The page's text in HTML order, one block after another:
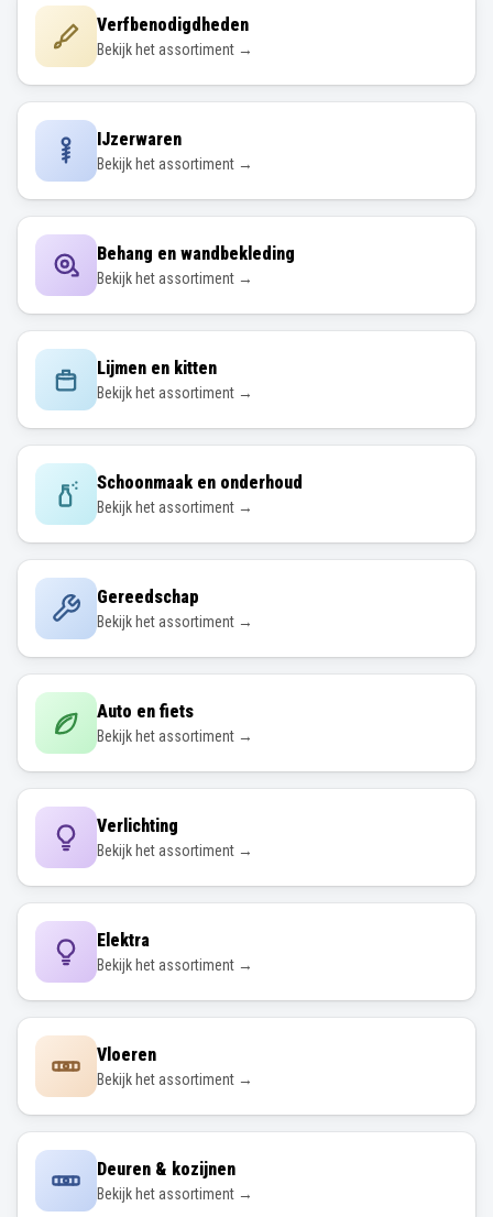
Verfbenodigdheden
Bekijk het assortiment →
IJzerwaren
Bekijk het assortiment →
Behang en wandbekleding
Bekijk het assortiment →
Lijmen en kitten
Bekijk het assortiment →
Schoonmaak en onderhoud
Bekijk het assortiment →
Gereedschap
Bekijk het assortiment →
Auto en fiets
Bekijk het assortiment →
Verlichting
Bekijk het assortiment →
Elektra
Bekijk het assortiment →
Vloeren
Bekijk het assortiment →
Deuren & kozijnen
Bekijk het assortiment →